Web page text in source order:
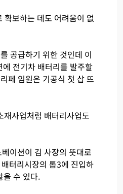
확보하는 데도 어려움이 없
공급하기 위한 것인데 이
전기차 배터리를 발주할
페 임원은 기공식 첫 삽 뜨
사업처럼 배터리사업도
이션이 김 사장의 뜻대로
터리시장의 톱3에 진입하
을 수 있다.